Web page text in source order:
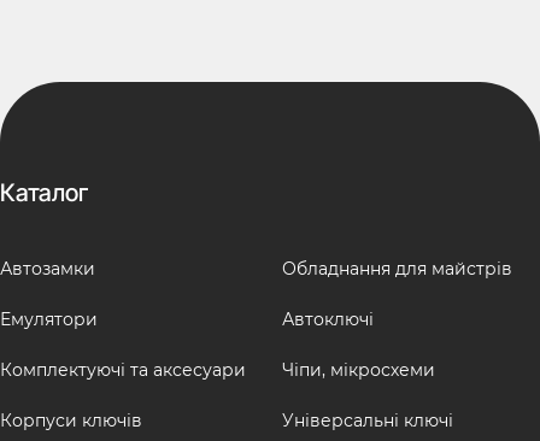
Каталог
Автозамки
Емулятори
Комплектуючі та аксесуари
Корпуси ключів
Обладнання для майстрів
Автоключі
Чіпи, мікросхеми
Універсальні ключі